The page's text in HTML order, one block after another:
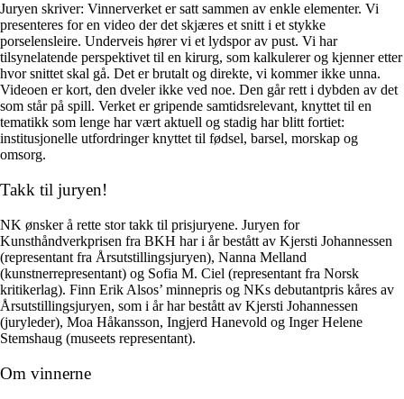
Juryen skriver: Vinnerverket er satt sammen av enkle elementer. Vi
presenteres for en video der det skjæres et snitt i et stykke
porselensleire. Underveis hører vi et lydspor av pust. Vi har
tilsynelatende perspektivet til en kirurg, som kalkulerer og kjenner etter
hvor snittet skal gå. Det er brutalt og direkte, vi kommer ikke unna.
Videoen er kort, den dveler ikke ved noe. Den går rett i dybden av det
som står på spill. Verket er gripende samtidsrelevant, knyttet til en
tematikk som lenge har vært aktuell og stadig har blitt fortiet:
institusjonelle utfordringer knyttet til fødsel, barsel, morskap og
omsorg.
Takk til juryen!
NK ønsker å rette stor takk til prisjuryene. Juryen for
Kunsthåndverkprisen fra BKH har i år bestått av Kjersti Johannessen
(representant fra Årsutstillingsjuryen), Nanna Melland
(kunstnerrepresentant) og Sofia M. Ciel (representant fra Norsk
kritikerlag). Finn Erik Alsos’ minnepris og NKs debutantpris kåres av
Årsutstillingsjuryen, som i år har bestått av Kjersti Johannessen
(juryleder), Moa Håkansson, Ingjerd Hanevold og Inger Helene
Stemshaug (museets representant).
Om vinnerne